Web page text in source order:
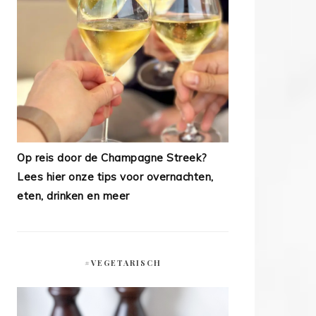
Op reis door de Champagne Streek?
Lees hier onze tips voor overnachten,
eten, drinken en meer
#VEGETARISCH